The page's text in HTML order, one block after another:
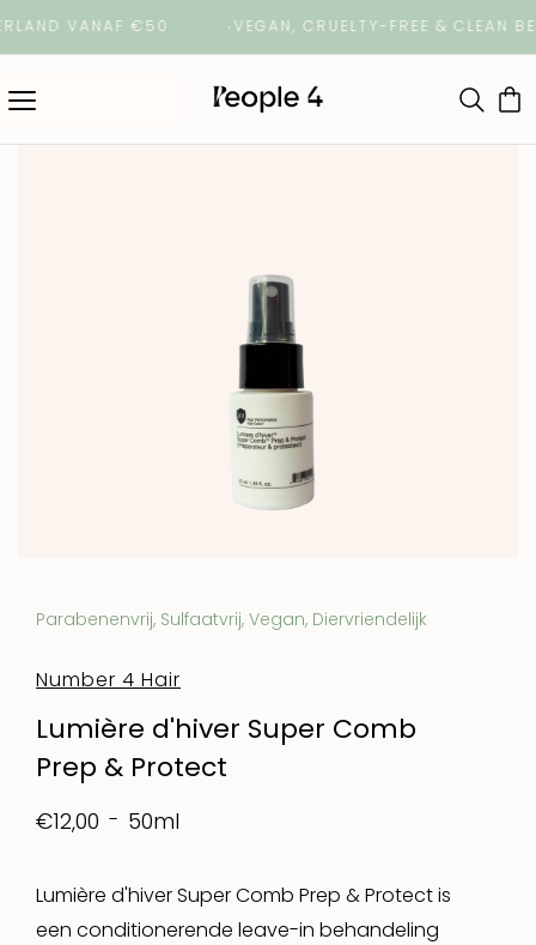
VANAF €50 VEGAN, CRUELTY-FREE & CLEAN
Parabenenvrij, Sulfaatvrij, Vegan, Diervriendelijk
Number 4 Hair
Lumière d'hiver Super Comb
Prep & Protect
€12,00 50ml
Lumière d'hiver Super Comb Prep & Protect is
een conditionerende leave-in behandeling